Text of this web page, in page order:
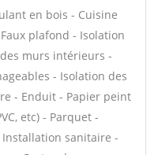
en bois - Cuisine
plafond - Isolation
murs intérieurs -
- Isolation des
- Enduit - Papier peint
etc) - Parquet -
sanitaire -